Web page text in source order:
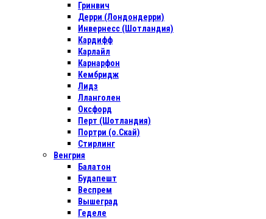
Гринвич
Дерри (Лондондерри)
Инвернесс (Шотландия)
Кардифф
Карлайл
Карнарфон
Кембридж
Лидз
Лланголен
Оксфорд
Перт (Шотландия)
Портри (о.Скай)
Стирлинг
Венгрия
Балатон
Будапешт
Веспрем
Вышеград
Геделе